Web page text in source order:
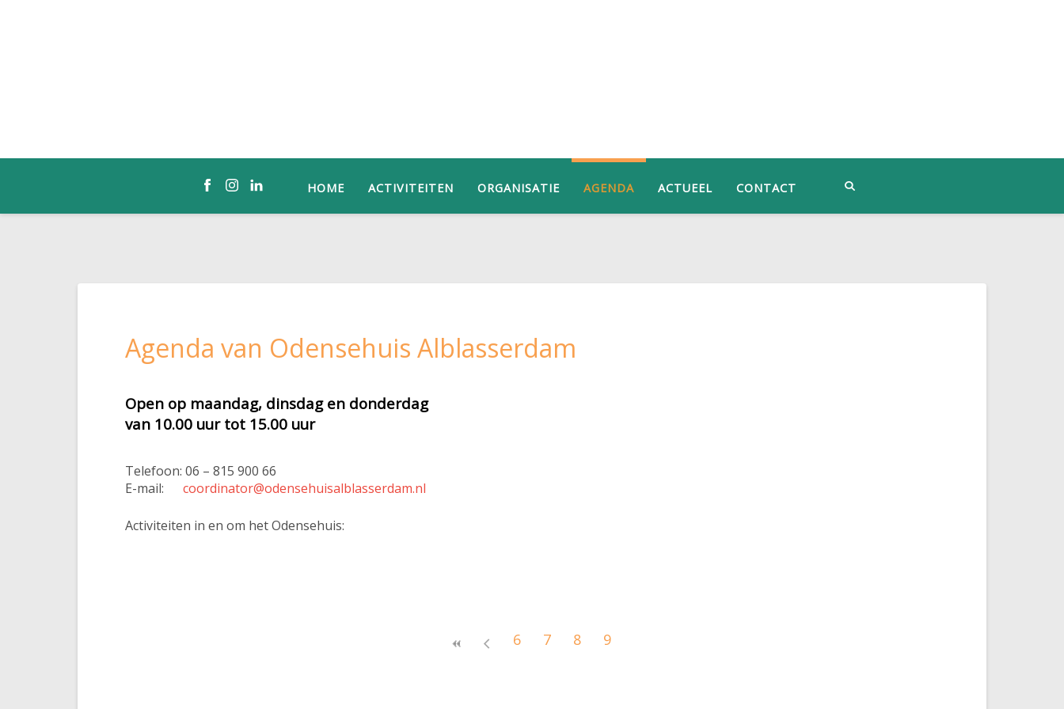
HOME ACTIVITEITEN ORGANISATIE AGENDA ACTUEEL CONTACT
Agenda van Odensehuis Alblasserdam
Open op maandag, dinsdag en donderdag
van 10.00 uur tot 15.00 uur
Telefoon: 06 – 815 900 66
E-mail: coordinator@odensehuisalblasserdam.nl
Activiteiten in en om het Odensehuis:
6 7 8 9